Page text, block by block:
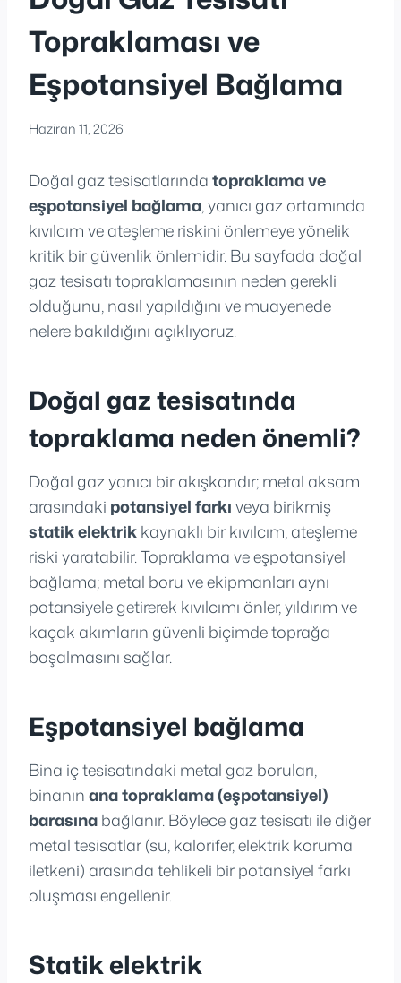
Topraklaması ve
Eşpotansiyel Bağlama
Haziran 11, 2026
Doğal gaz tesisatlarındatopraklama ve
eşpotansiyel bağlama, yanıcı gaz ortamında
kıvılcım ve ateşleme riskini önlemeye yönelik
kritik bir güvenlik önlemidir. Bu sayfada doğal
gaz tesisatı topraklamasının neden gerekli
olduğunu, nasıl yapıldığını ve muayenede
nelere bakıldığını açıklıyoruz.
Doğal gaz tesisatında
topraklama neden önemli?
Doğal gaz yanıcı bir akışkandır; metal aksam
arasındaki potansiyel farkıveya birikmiş
statik elektrikkaynaklı bir kıvılcım, ateşleme
riski yaratabilir. Topraklama ve eşpotansiyel
bağlama; metal boru ve ekipmanları aynı
potansiyele getirerek kıvılcımı önler, yıldırım ve
kaçak akımların güvenli biçimde toprağa
boşalmasını sağlar.
Eşpotansiyel bağlama
Bina iç tesisatındaki metal gaz boruları,
binanınana topraklama (eşpotansiyel)
barasınabağlanır. Böylece gaz tesisatı ile diğer
metal tesisatlar (su, kalorifer, elektrik koruma
iletkeni) arasında tehlikeli bir potansiyel farkı
oluşması engellenir.
Statik elektrik